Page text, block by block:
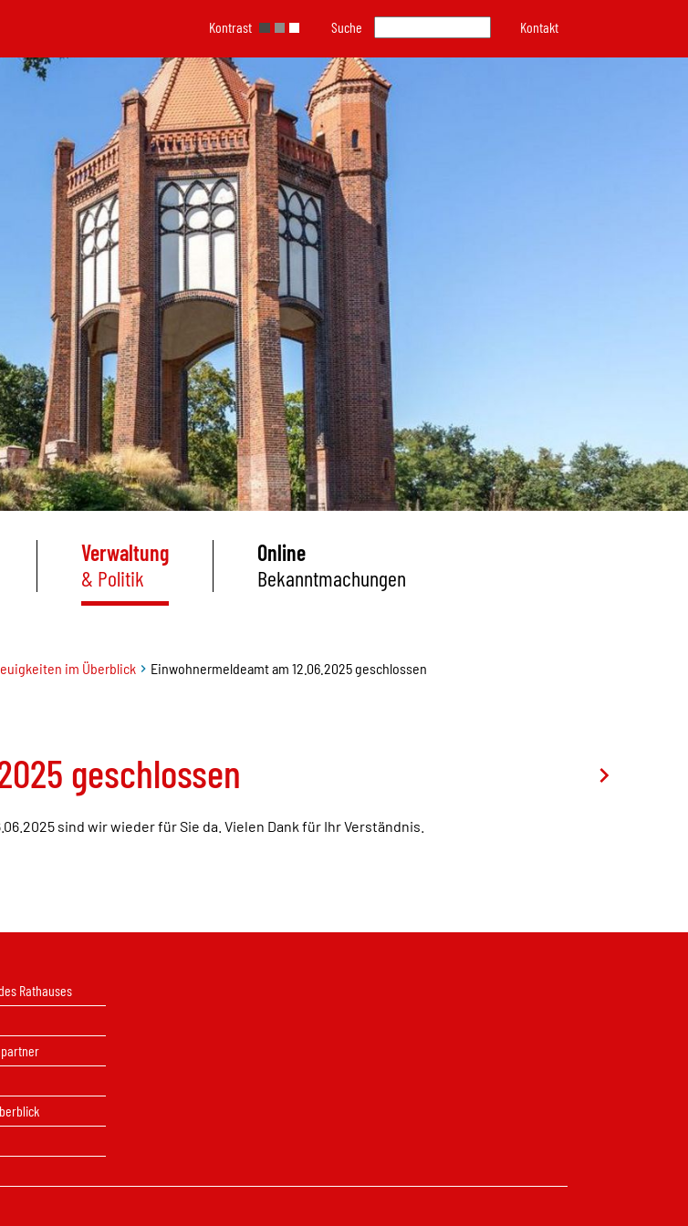
Kontrast Suche Kontakt
Verwaltung
& Politik
Online
Bekanntmachungen
im Überblick Einwohnermeldeamt am 12.06.2025 geschlossen
geschlossen
sind wir wieder für Sie da. Vielen Dank für Ihr Verständnis.
Rathauses